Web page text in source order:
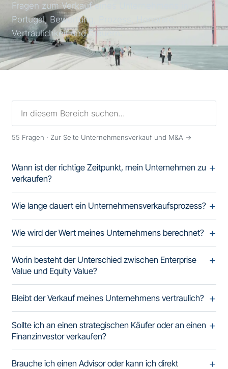
Fragen zum Verkauf eines Unternehmens in
Portugal, Bewertung, Prozess, Honorare,
Vertraulichkeit und Steuern.
55 Fragen · Zur Seite Unternehmensverkauf und M&A →
Wann ist der richtige Zeitpunkt, mein Unternehmen zu
verkaufen?
Wie lange dauert ein Unternehmensverkaufsprozess?
Wie wird der Wert meines Unternehmens berechnet?
Worin besteht der Unterschied zwischen Enterprise
Value und Equity Value?
Bleibt der Verkauf meines Unternehmens vertraulich?
Sollte ich an einen strategischen Käufer oder an einen
Finanzinvestor verkaufen?
Brauche ich einen Advisor oder kann ich direkt